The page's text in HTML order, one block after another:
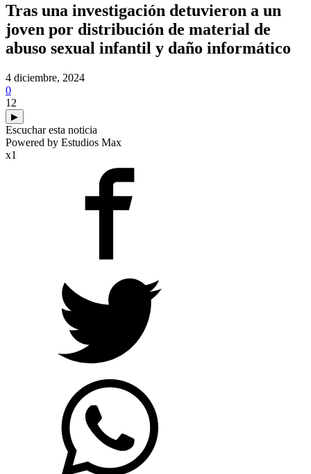
Tras una investigación detuvieron a un
joven por distribución de material de
abuso sexual infantil y daño informático
4 diciembre, 2024
0
12
▶
Escuchar esta noticia
Powered by Estudios Max
x1